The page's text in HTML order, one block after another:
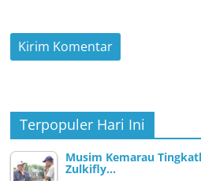
Terpopuler Hari Ini
Musim Kemarau
Zulkifly…